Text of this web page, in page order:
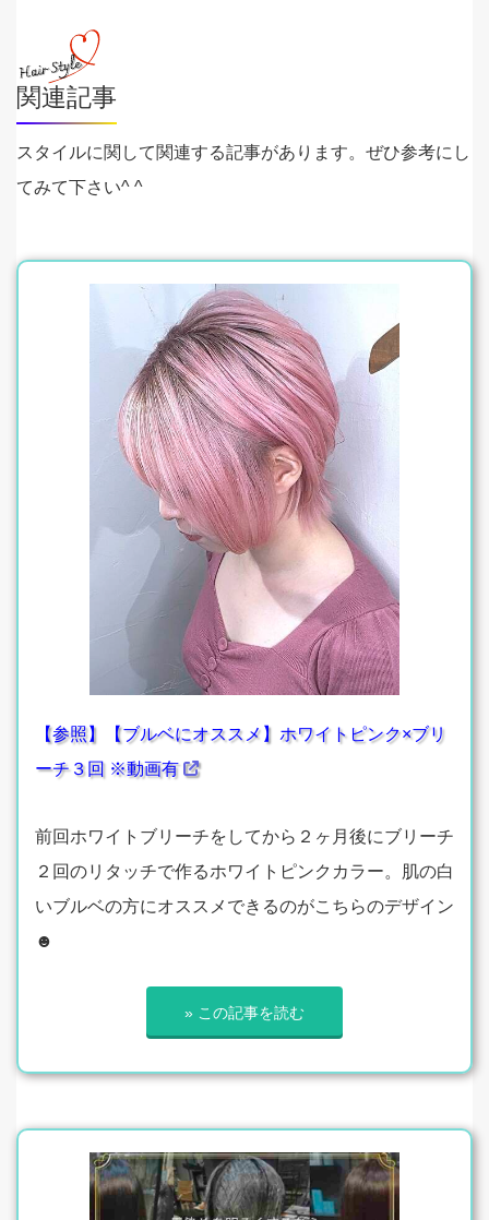
関連記事
スタイルに関して関連する記事があります。ぜひ参考にし
てみて下さい^ ^
【参照】【ブルベにオススメ】ホワイトピンク×ブリ
ーチ３回 ※動画有
前回ホワイトブリーチをしてから２ヶ月後にブリーチ
２回のリタッチで作るホワイトピンクカラー。肌の白
いブルベの方にオススメできるのがこちらのデザイン
☻
» この記事を読む